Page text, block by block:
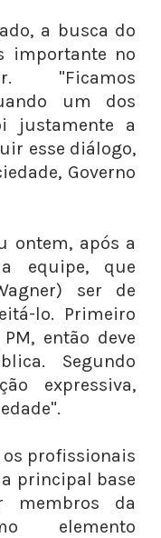
a busca do
importante no
"Ficamos
um dos
justamente a
esse diálogo,
Governo
ontem, após a
equipe, que
ser de
lo. Primeiro
então deve
Segundo
expressiva,
profissionais
principal base
membros da
elemento